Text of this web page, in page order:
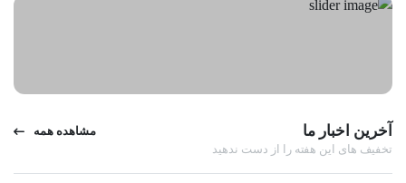
آخرین اخبار ما
تخفیف های این هفته را از دست ندهید
مشاهده همه